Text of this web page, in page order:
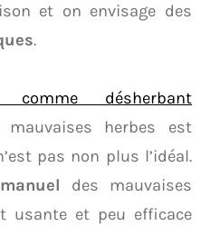
et on envisage des
.
désherbant
herbes est
pas non plus l’idéal.
des mauvaises
usante et peu efficace